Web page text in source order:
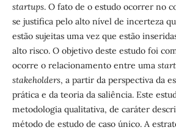
startups. O fato de o estudo ocorrer no
se justifica pelo alto nível de incerteza
estão sujeitas uma vez que estão
alto risco. O objetivo deste estudo foi
ocorre o relacionamento entre uma
stakeholders, a partir da perspectiva da
prática e da teoria da saliência. Este
metodologia qualitativa, de caráter
método de estudo de caso único. A